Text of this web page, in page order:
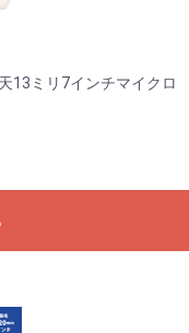
13ミリ7インチマイクロ